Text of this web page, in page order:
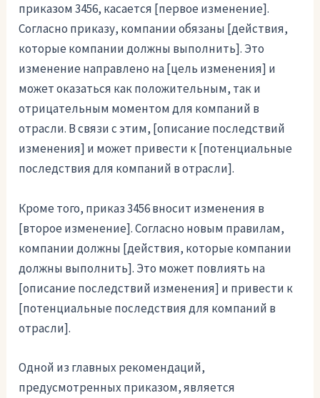
приказом 3456, касается [первое изменение].
Согласно приказу, компании обязаны [действия,
которые компании должны выполнить]. Это
изменение направлено на [цель изменения] и
может оказаться как положительным, так и
отрицательным моментом для компаний в
отрасли. В связи с этим, [описание последствий
изменения] и может привести к [потенциальные
последствия для компаний в отрасли].
Кроме того, приказ 3456 вносит изменения в
[второе изменение]. Согласно новым правилам,
компании должны [действия, которые компании
должны выполнить]. Это может повлиять на
[описание последствий изменения] и привести к
[потенциальные последствия для компаний в
отрасли].
Одной из главных рекомендаций,
предусмотренных приказом, является